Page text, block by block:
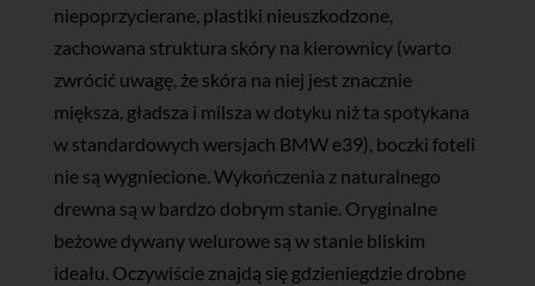
niepoprzycierane, plastiki nieuszkodzone,
zachowana struktura skóry na kierownicy (warto
zwrócić uwagę, że skóra na niej jest znacznie
miększa, gładsza i milsza w dotyku niż ta spotykana
w standardowych wersjach BMW e39), boczki foteli
nie są wygniecione. Wykończenia z naturalnego
drewna są w bardzo dobrym stanie. Oryginalne
beżowe dywany welurowe są w stanie bliskim
ideału. Oczywiście znajdą się gdzieniegdzie drobne